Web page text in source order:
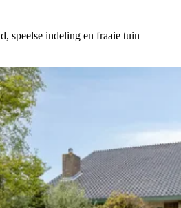
speelse indeling en fraaie tuin